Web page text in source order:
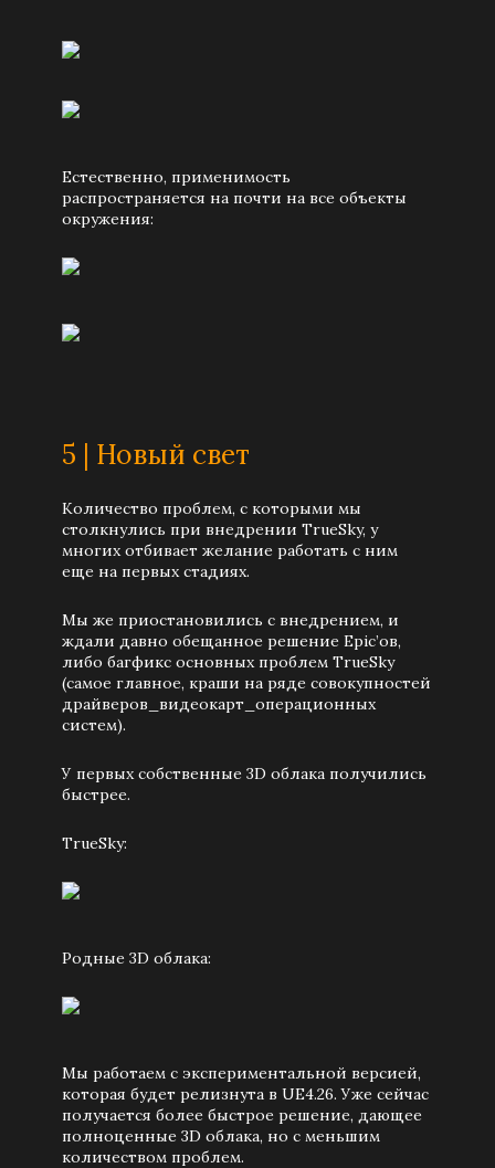
Естественно, применимость
распространяется на почти на все объекты
окружения:
5 | Новый свет
Количество проблем, с которыми мы
столкнулись при внедрении TrueSky, у
многих отбивает желание работать с ним
еще на первых стадиях.
Мы же приостановились с внедрением, и
ждали давно обещанное решение Epic’ов,
либо багфикс основных проблем TrueSky
(самое главное, краши на ряде совокупностей
драйверов_видеокарт_операционных
систем).
У первых собственные 3D облака получились
быстрее.
TrueSky:
Родные 3D облака:
Мы работаем с экспериментальной версией,
которая будет релизнута в UE4.26. Уже сейчас
получается более быстрое решение, дающее
полноценные 3D облака, но с меньшим
количеством проблем.